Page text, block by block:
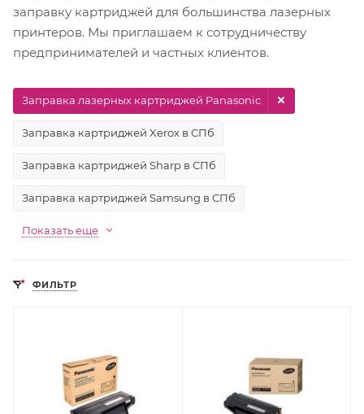
заправку картриджей для большинства лазерных
принтеров. Мы приглашаем к сотрудничеству
предпринимателей и частных клиентов.
Заправка картриджей Xerox в СПб
Заправка картриджей Sharp в СПб
Заправка картриджей Samsung в СПб
Заправка лазерных картриджей Panasonic
Показать еще
ФИЛЬТР